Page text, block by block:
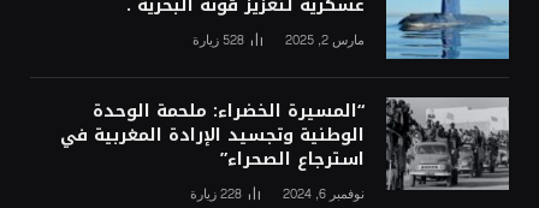
مارس 2, 2025 528 زيارة
“المسيرة الخضراء: ملحمة الوحدة
الوطنية وتجسيد الإرادة المغربية في
استرجاع الصحراء”
نوفمبر 6, 2024 228زيارة